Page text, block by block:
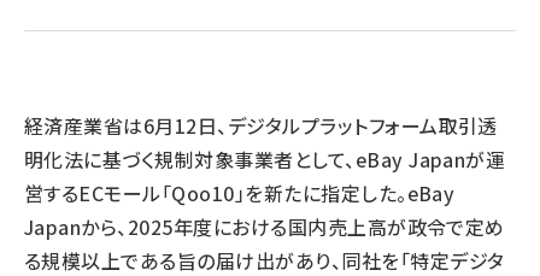
経済産業省は6月12日、デジタルプラットフォーム取引透
明化法に基づく規制対象事業者として、eBay Japanが運
営するECモール「Qoo10」を新たに指定した。eBay
Japanから、2025年度における国内売上高が政令で定め
る規模以上である旨の届け出があり、同社を「特定デジタ